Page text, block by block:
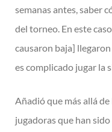
semanas antes, saber
del torneo. En este
causaron baja]
es complicado jugar la
Añadió que más allá
jugadoras que han